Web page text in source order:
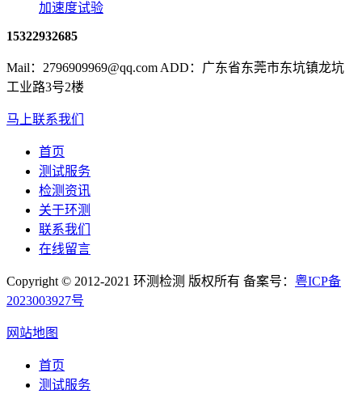
加速度试验
15322932685
Mail：2796909969@qq.com ADD：广东省东莞市东坑镇龙坑
工业路3号2楼
马上联系我们
首页
测试服务
检测资讯
关于环测
联系我们
在线留言
Copyright © 2012-2021 环测检测 版权所有 备案号： 粤ICP备
2023003927号
网站地图
首页
测试服务